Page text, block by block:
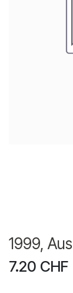
1999,
7.20 CHF